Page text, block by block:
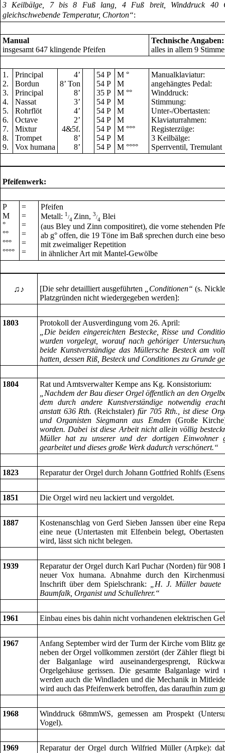
3 Keilbälge, 7 bis 8 Fuß lang, 4 Fuß breit, Winddruck 40
gleichschwebende Temperatur, Chorton“:
Manual
insgesamt 647 klingende Pfeifen
Technische Angaben:
alles in allem 9
1.
2.
3.
4.
5.
6.
7.
8.
9.
Principal
Bordun
Principal
Nassat
Rohrflöt
Octave
Mixtur
Trompet
Vox humana
4’
8’ Ton
8’
3’
4’
2’
4&5f.
8’
8’
54 P
54 P
35 P
54 P
54 P
54 P
54 P
54 P
54 P
M °
M
M °°
M
M
M
M °°°
M
M °°°°
Manualklaviatur:
angehängtes Pedal:
Winddruck:
Stimmung:
Unter-/Obertasten:
Klaviaturrahmen:
Registerzüge:
3 Keilbälge:
Sperrventil, Tremulant
Pfeifenwerk:
P
M
°
°°
°°°
°°°°
=
=
=
=
=
=
Pfeifen
Metall: 1
/4 Zinn, 3
/4 Blei
(aus Bley und Zinn compositiret), die vorne stehenden
ab g° offen, die 19 Töne im Baß sprechen durch eine
mit zweimaliger Repetition
in ähnlicher Art mit Mantel-Gewölbe
♫♪ [Die sehr detailliert ausgeführten „Conditionen“ (s.
Platzgründen nicht wiedergegeben werden]:
1803
Protokoll der Ausverdingung vom 26. April:
„Die beiden eingereichten Bestecke, Risse und
wurden vorgelegt, worauf nach gehöriger
beide Kunstverständige das Müllersche Besteck am
hatten, dessen Riß, Besteck und Conditiones zu Grunde
1804
Rat und Amtsverwalter Kempe ans Kg. Konsistorium:
„Nachdem der Bau dieser Orgel öffentlich an den
dem durch andere Kunstverständige notwendig
anstatt 636 Rth.(Reichstaler)für 705 Rth., ist diese
und Organisten Siegmann aus Emden (Große
worden. Dabei ist diese Arbeit nicht allein völlig
Müller hat zu unserer und der dortigen Einwohner
gearbeitet und dieses große Werk dadurch verschönert.“
1823 Reparatur der Orgel durch Johann Gottfried Rohlfs
1851 Die Orgel wird neu lackiert und vergoldet.
1887
Kostenanschlag von Gerd Sieben Janssen über eine
eine neue (Untertasten mit Elfenbein belegt,
wird, lässt sich nicht belegen.
1939
Reparatur der Orgel durch Karl Puchar (Norden) für
neuer Vox humana. Abnahme durch den
Inschrift über dem Spielschrank:
„H. J. Müller
Baumfalk, Organist und Schullehrer.“
1961 Einbau eines bis dahin nicht vorhandenen elektrischen
1967
Anfang September wird der Turm der Kirche vom Blitz
neben der Orgel vollkommen zerstört (der Zähler fliegt
der Balganlage wird auseinandergesprengt,
Orgelgehäuse gerissen. Die gesamte Balganlage
werden auch die Windladen und die Mechanik in
wird auch das Pfeifenwerk betroffen, das daraufhin zum
1968
Winddruck 68mmWS, gemessen am Prospekt
Vogel).
1969
Reparatur der Orgel durch Wilfried Müller (Arpke):